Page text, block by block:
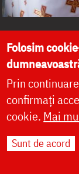
Folosim
Prin
confirmați
cookie. Mai
Sunt de acord